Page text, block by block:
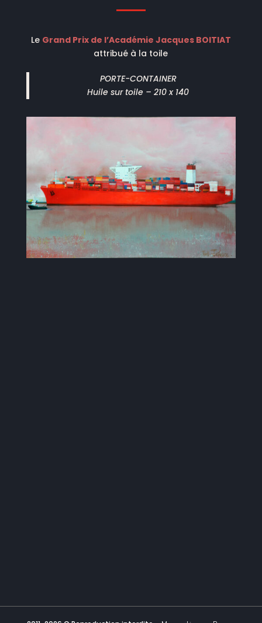
Le Grand Prix de l’Académie Jacques BOITIAT
attribué à la toile
PORTE-CONTAINER
Huile sur toile – 210 x 140